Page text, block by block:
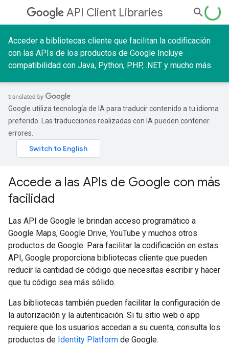
API Client Libraries
Acceder a bibliotecas cliente que facilitan la codificación
con las APIs de los productos de Google Incluye
compatibilidad con Java, Python, PHP, .NET y mucho más.
Google utiliza tecnología de IA para traducir contenido a tu idioma
preferido. Las traducciones realizadas con IA pueden contener
errores.
Accede a las APIs de Google con más
facilidad
Las API de Google le brindan acceso programático a
Google Maps, Google Drive, YouTube y muchos otros
productos de Google. Para facilitar la codificación en estas
API, Google proporciona bibliotecas cliente que pueden
reducir la cantidad de código que necesitas escribir y hacer
que tu código sea más sólido.
Las bibliotecas también pueden facilitar la configuración de
la autorización y la autenticación. Si tu sitio web o app
requiere que los usuarios accedan a su cuenta, consulta los
productos de Identity Platform de Google.